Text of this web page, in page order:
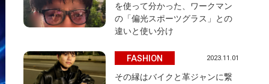
を使って分かった、ワークマン
の「偏光スポーツグラス」との
違いと使い分け
FASHION 2023.11.01
その縁はバイクと革ジャンに繋